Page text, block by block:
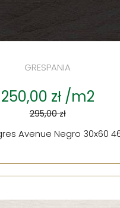
GRESPANIA
250,00 zł /m2
295,00 zł
Avenue Negro 30x60